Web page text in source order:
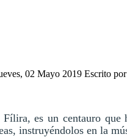
02 Mayo 2019 Escrito
es un centauro que
instruyéndolos en la